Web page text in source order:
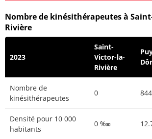
Nombre de kinésithérapeutes à
Rivière
2023
Saint-
Victor-la-
Rivière
Nombre de
kinésithérapeutes
0 844
Densité pour 10 000
habitants
0 ‱